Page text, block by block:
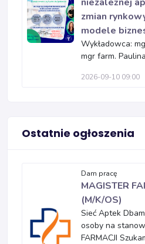
zmian
modele
Wykładowca:
mgr farm.
2026-09-10 09:00
Ostatnie ogłoszenia
Dam pracę
MAGISTER
(M/K/OS)
Sieć Aptek
osoby na
FARMACJI